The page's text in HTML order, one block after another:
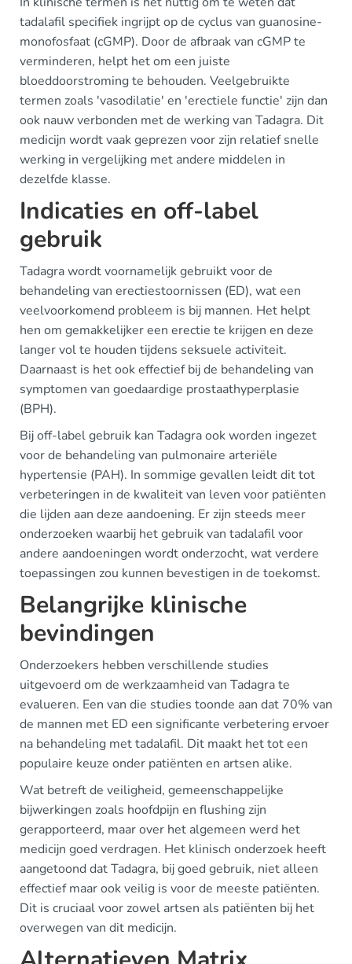
tadalafil specifiek ingrijpt op de cyclus van guanosine-
monofosfaat (cGMP). Door de afbraak van cGMP te
verminderen, helpt het om een juiste
bloeddoorstroming te behouden. Veelgebruikte
termen zoals 'vasodilatie' en 'erectiele functie' zijn dan
ook nauw verbonden met de werking van Tadagra. Dit
medicijn wordt vaak geprezen voor zijn relatief snelle
werking in vergelijking met andere middelen in
dezelfde klasse.
Indicaties en off-label
gebruik
Tadagra wordt voornamelijk gebruikt voor de
behandeling van erectiestoornissen (ED), wat een
veelvoorkomend probleem is bij mannen. Het helpt
hen om gemakkelijker een erectie te krijgen en deze
langer vol te houden tijdens seksuele activiteit.
Daarnaast is het ook effectief bij de behandeling van
symptomen van goedaardige prostaathyperplasie
(BPH).
Bij off-label gebruik kan Tadagra ook worden ingezet
voor de behandeling van pulmonaire arteriële
hypertensie (PAH). In sommige gevallen leidt dit tot
verbeteringen in de kwaliteit van leven voor patiënten
die lijden aan deze aandoening. Er zijn steeds meer
onderzoeken waarbij het gebruik van tadalafil voor
andere aandoeningen wordt onderzocht, wat verdere
toepassingen zou kunnen bevestigen in de toekomst.
Belangrijke klinische
bevindingen
Onderzoekers hebben verschillende studies
uitgevoerd om de werkzaamheid van Tadagra te
evalueren. Een van die studies toonde aan dat 70% van
de mannen met ED een significante verbetering ervoer
na behandeling met tadalafil. Dit maakt het tot een
populaire keuze onder patiënten en artsen alike.
Wat betreft de veiligheid, gemeenschappelijke
bijwerkingen zoals hoofdpijn en flushing zijn
gerapporteerd, maar over het algemeen werd het
medicijn goed verdragen. Het klinisch onderzoek heeft
aangetoond dat Tadagra, bij goed gebruik, niet alleen
effectief maar ook veilig is voor de meeste patiënten.
Dit is cruciaal voor zowel artsen als patiënten bij het
overwegen van dit medicijn.